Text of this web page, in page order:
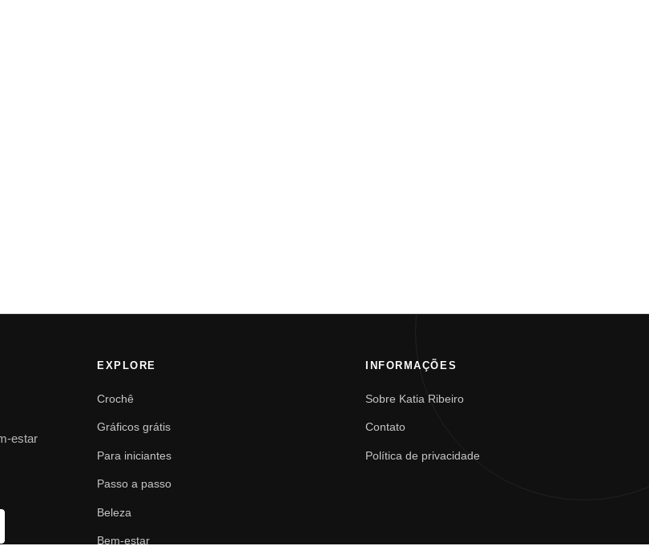
estar
EXPLORE
Crochê
Gráficos grátis
Para iniciantes
Passo a passo
Beleza
Bem-estar
INFORMAÇÕES
Sobre Katia Ribeiro
Contato
Política de privacidade